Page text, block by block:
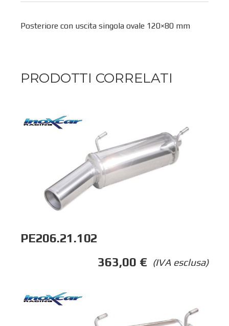
Posteriore con uscita singola ovale 120×80 mm
PRODOTTI CORRELATI
PE206.21.102
(IVA esclusa)
363,00 €